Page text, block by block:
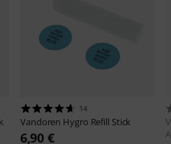
14
Vandoren Hygro Refill Stick
6,90 €